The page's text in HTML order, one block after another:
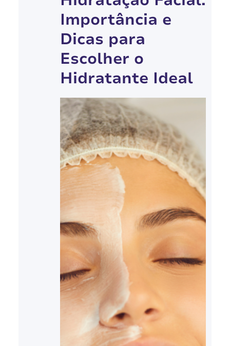
rejuvenescer a pele sem
recorrer a procedimentos
invasivos e dispendiosos?
Neste guia completo, vamos
explorar métodos naturais e…
Importância e
Dicas para
Escolher o
Hidratante Ideal